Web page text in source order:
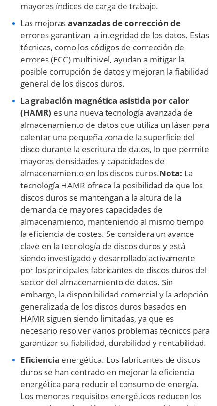
mayores índices de carga de trabajo.
Las mejorasavanzadas de corrección de
errores garantizan la integridad de los datos. Estas
técnicas, como los códigos de corrección de
errores (ECC) multinivel, ayudan a mitigar la
posible corrupción de datos y mejoran la fiabilidad
general de los discos duros.
La grabación magnética asistida por calor
(HAMR) es una nueva tecnología avanzada de
almacenamiento de datos que utiliza un láser para
calentar una pequeña zona de la superficie del
disco durante la escritura de datos, lo que permite
mayores densidades y capacidades de
almacenamiento en los discos duros.Nota: La
tecnología HAMR ofrece la posibilidad de que los
discos duros se mantengan a la altura de la
demanda de mayores capacidades de
almacenamiento, manteniendo al mismo tiempo
la eficiencia de costes. Se considera un avance
clave en la tecnología de discos duros y está
siendo investigado y desarrollado activamente
por los principales fabricantes de discos duros del
sector del almacenamiento de datos. Sin
embargo, la disponibilidad comercial y la adopción
generalizada de los discos duros basados en
HAMR siguen siendo limitadas, ya que es
necesario resolver varios problemas técnicos para
garantizar su fiabilidad, durabilidad y rentabilidad.
Eficiencia energética. Los fabricantes de discos
duros se han centrado en mejorar la eficiencia
energética para reducir el consumo de energía.
Los menores requisitos energéticos reducen los